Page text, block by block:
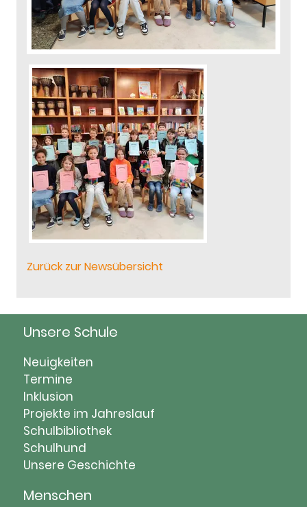
Zurück zur Newsübersicht
Unsere Schule
Navigation
überspringen
Neuigkeiten
Termine
Inklusion
Projekte im Jahreslauf
Schulbibliothek
Schulhund
Unsere Geschichte
Menschen